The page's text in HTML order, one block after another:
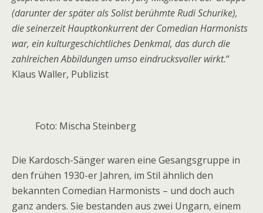
(darunter der später als Solist berühmte Rudi Schurike),
die seinerzeit Hauptkonkurrent der Comedian Harmonists
war, ein kulturgeschichtliches Denkmal, das durch die
zahlreichen Abbildungen umso eindrucksvoller wirkt.“
Klaus Waller, Publizist
Foto: Mischa Steinberg
Die Kardosch-Sänger waren eine Gesangsgruppe in
den frühen 1930-er Jahren, im Stil ähnlich den
bekannten Comedian Harmonists – und doch auch
ganz anders. Sie bestanden aus zwei Ungarn, einem